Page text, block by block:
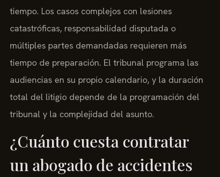
tiempo. Los casos complejos con lesiones
catastróficas, responsabilidad disputada o
múltiples partes demandadas requieren más
tiempo de preparación. El tribunal programa las
audiencias en su propio calendario, y la duración
total del litigio depende de la programación del
tribunal y la complejidad del asunto.
¿Cuánto cuesta contratar
un abogado de accidentes